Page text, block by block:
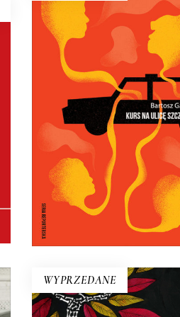
E-BOOK DO
KOSZYKA
KURS NA ULICĘ
SZCZĘŚLIWĄ
Kiedy Bartosz Gardocki
kierownicą taksówki,
szczęśliwy. Szybko się
że jego pasażerowie też
szczęścia…
37.00 zł 18.50zł
WYPRZEDANE